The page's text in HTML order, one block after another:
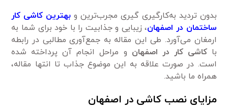
بدون تردید به‌کارگیری گیری مجرب‌ترین و بهترین کاشی کار
ساختمان در اصفهان، زیبایی و جذابیت را با خود برای شما به
ارمغان می‌آورد. طی این مقاله به جمع‌آوری مطالبی در رابطه
باکاشی کار در اصفهان و مراحل انجام آن پرداخته شده
است. در صورت علاقه به این موضوع جذاب تا انتها مقاله،
همراه ما باشید.
مزایای نصب کاشی در اصفهان